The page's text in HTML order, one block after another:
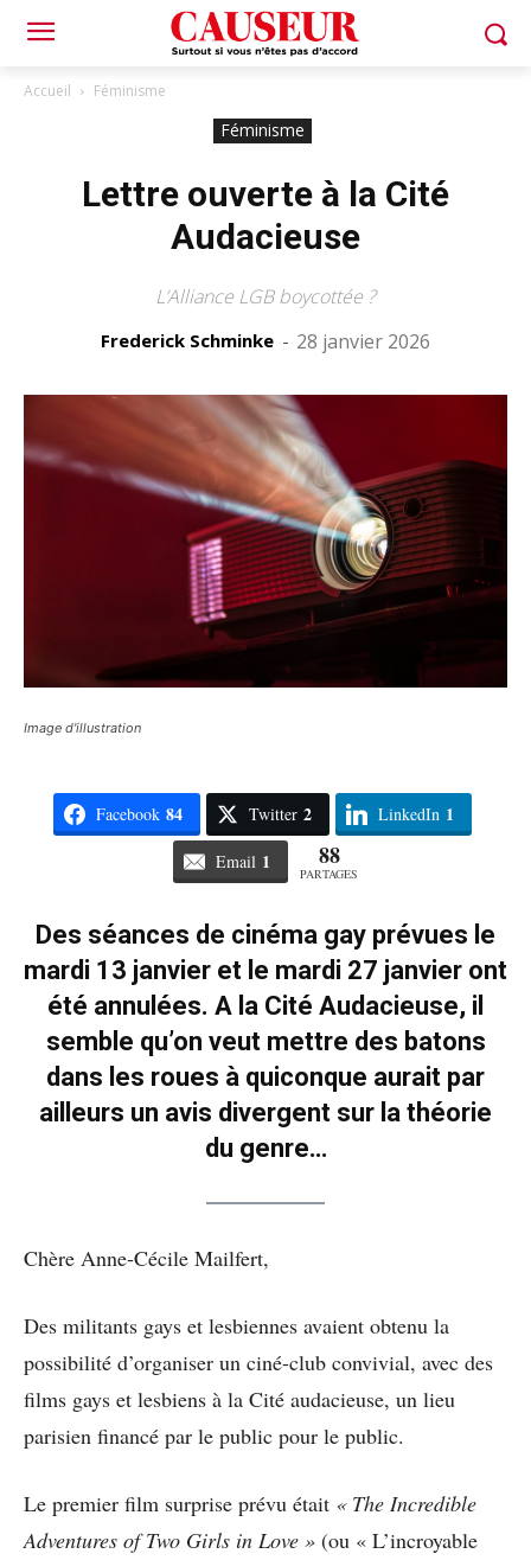
Accueil Féminisme
Féminisme
Lettre ouverte à la Cité
Audacieuse
L’Alliance LGB boycottée ?
Frederick Schminke - 28 janvier 2026
Image d'illustration
Facebook 84 Twitter 2 LinkedIn 1
Email 1 88
PARTAGES
Des séances de cinéma gay prévues le
mardi 13 janvier et le mardi 27 janvier ont
été annulées. A la Cité Audacieuse, il
semble qu’on veut mettre des batons
dans les roues à quiconque aurait par
ailleurs un avis divergent sur la théorie
du genre…
Chère Anne-Cécile Mailfert,
Des militants gays et lesbiennes avaient obtenu la
possibilité d’organiser un ciné-club convivial, avec des
films gays et lesbiens à la Cité audacieuse, un lieu
parisien financé par le public pour le public.
Le premier film surprise prévu était « The Incredible
Adventures of Two Girls in Love » (ou « L’incroyable